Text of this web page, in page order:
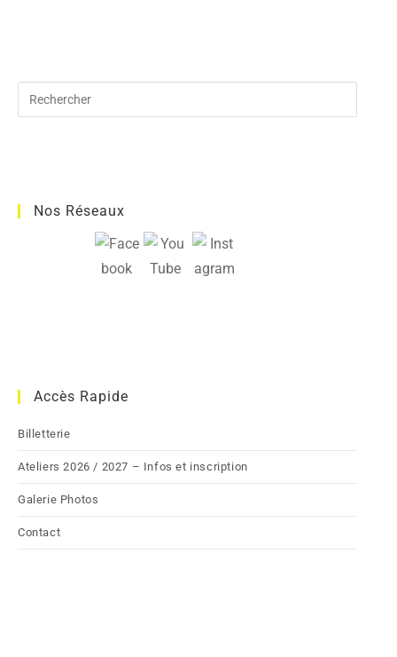
Nos Réseaux
Accès Rapide
Billetterie
Ateliers 2026 / 2027 – Infos et inscription
Galerie Photos
Contact